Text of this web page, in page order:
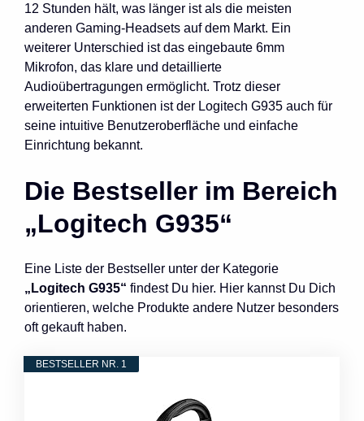
12 Stunden hält, was länger ist als die meisten
anderen Gaming-Headsets auf dem Markt. Ein
weiterer Unterschied ist das eingebaute 6mm
Mikrofon, das klare und detaillierte
Audioübertragungen ermöglicht. Trotz dieser
erweiterten Funktionen ist der Logitech G935 auch für
seine intuitive Benutzeroberfläche und einfache
Einrichtung bekannt.
Die Bestseller im Bereich
„Logitech G935“
Eine Liste der Bestseller unter der Kategorie
„Logitech G935“ findest Du hier. Hier kannst Du Dich
orientieren, welche Produkte andere Nutzer besonders
oft gekauft haben.
BESTSELLER NR. 1